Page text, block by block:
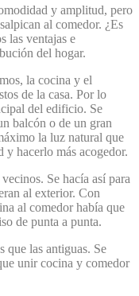
y amplitud, pero
al comedor. ¿Es
las ventajas e
del hogar.
la cocina y el
de la casa. Por lo
del edificio. Se
balcón o de un gran
la luz natural que
y hacerlo más acogedor.
Se hacía así para
al exterior. Con
al comedor había que
de punta a punta.
que las antiguas. Se
unir cocina y comedor